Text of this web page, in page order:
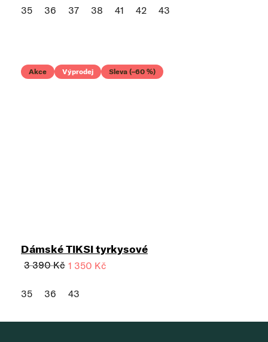
35 36 37 38 41 42 43
Akce Výprodej Sleva (–60 %)
Dámské TIKSI tyrkysové
3 390 Kč 1 350 Kč
35 36 43